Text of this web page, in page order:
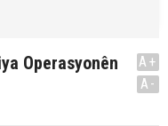
Operasyonên
A+
A-